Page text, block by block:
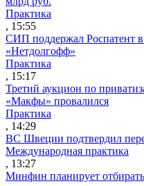
Практика
, 15:55
СИП поддержал Роспатент в
«Нетдолгофф»
Практика
, 15:17
Третий аукцион по
«Макфы» провалился
Практика
, 14:29
ВС Швеции подтвердил
Международная практика
, 13:27
Минфин планирует